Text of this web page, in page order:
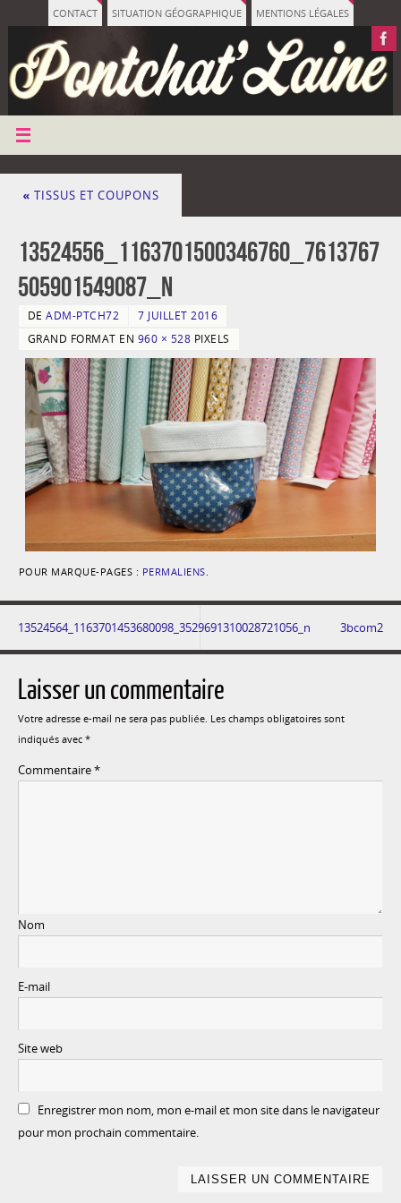
CONTACT SITUATION GÉOGRAPHIQUE MENTIONS LÉGALES
« TISSUS ET COUPONS
13524556_1163701500346760_7613767
505901549087_n
DEADM-PTCH72
7 JUILLET 2016
GRAND FORMAT EN 960 × 528 PIXELS
POUR MARQUE-PAGES : PERMALIENS.
13524564_1163701453680098_3529691310028721056_n 3bcom2
Laisser un commentaire
Votre adresse e-mail ne sera pas publiée. Les champs obligatoires sont
indiqués avec *
Commentaire*
Nom
E-mail
Site web
Enregistrer mon nom, mon e-mail et mon site dans le navigateur
pour mon prochain commentaire.